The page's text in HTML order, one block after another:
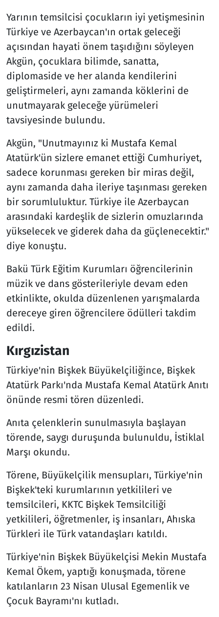
Yarının temsilcisi çocukların iyi yetişmesinin
Türkiye ve Azerbaycan'ın ortak geleceği
açısından hayati önem taşıdığını söyleyen
Akgün, çocuklara bilimde, sanatta,
diplomaside ve her alanda kendilerini
geliştirmeleri, aynı zamanda köklerini de
unutmayarak geleceğe yürümeleri
tavsiyesinde bulundu.
Akgün, "Unutmayınız ki Mustafa Kemal
Atatürk'ün sizlere emanet ettiği Cumhuriyet,
sadece korunması gereken bir miras değil,
aynı zamanda daha ileriye taşınması gereken
bir sorumluluktur. Türkiye ile Azerbaycan
arasındaki kardeşlik de sizlerin omuzlarında
yükselecek ve giderek daha da güçlenecektir."
diye konuştu.
Bakü Türk Eğitim Kurumları öğrencilerinin
müzik ve dans gösterileriyle devam eden
etkinlikte, okulda düzenlenen yarışmalarda
dereceye giren öğrencilere ödülleri takdim
edildi.
Kırgızistan
Türkiye'nin Bişkek Büyükelçiliğince, Bişkek
Atatürk Parkı'nda Mustafa Kemal Atatürk Anıtı
önünde resmi tören düzenledi.
Anıta çelenklerin sunulmasıyla başlayan
törende, saygı duruşunda bulunuldu, İstiklal
Marşı okundu.
Törene, Büyükelçilik mensupları, Türkiye'nin
Bişkek'teki kurumlarının yetkilileri ve
temsilcileri, KKTC Bişkek Temsilciliği
yetkilileri, öğretmenler, iş insanları, Ahıska
Türkleri ile Türk vatandaşları katıldı.
Türkiye'nin Bişkek Büyükelçisi Mekin Mustafa
Kemal Ökem, yaptığı konuşmada, törene
katılanların 23 Nisan Ulusal Egemenlik ve
Çocuk Bayramı'nı kutladı.